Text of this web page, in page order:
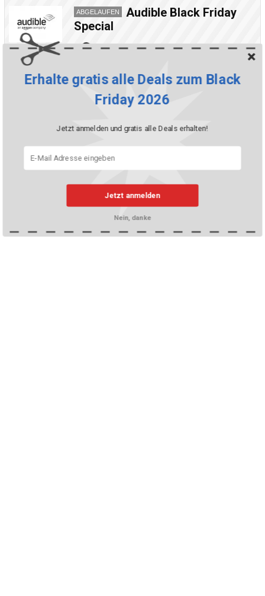
ABGELAUFEN
Audible Black Friday
Special
Luca Keller vor 3 Jahre
WEITERLESEN
Jetzt anmelden
Erhalte gratis alle Deals zum Black
Friday 2026
Jetzt anmelden und gratis alle Deals erhalten!
Nein, danke